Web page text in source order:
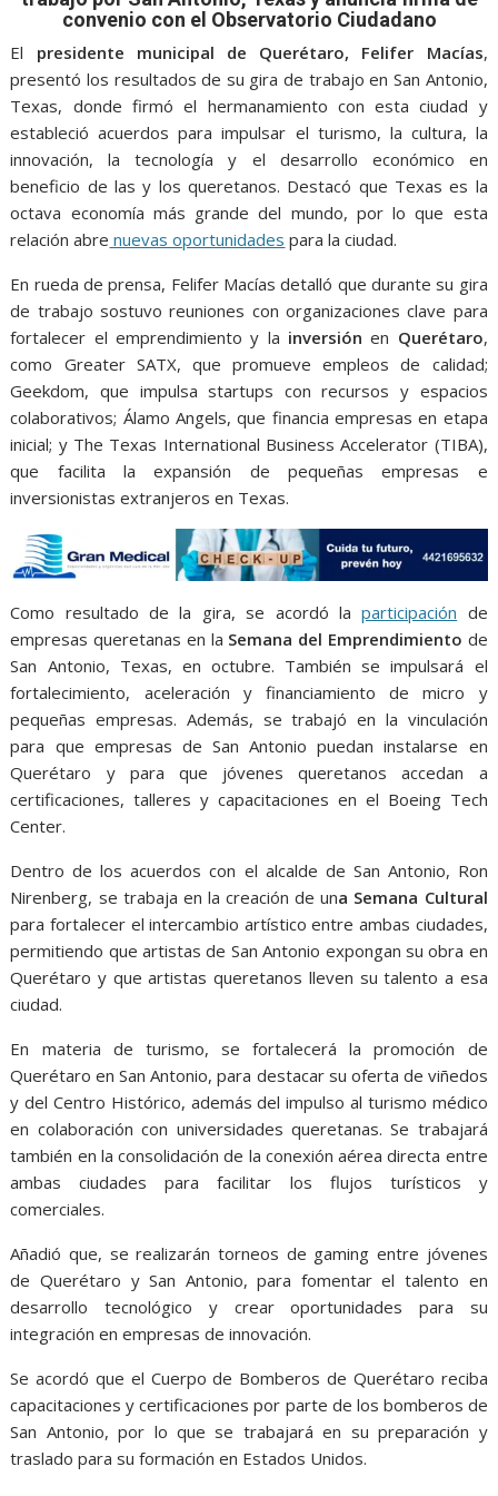
o
k
p
p
g
er
m
convenio con el Observatorio Ciudadano
El presidente municipal de Querétaro, Felifer Macías,
presentó los resultados de su gira de trabajo en San Antonio,
Texas, donde firmó el hermanamiento con esta ciudad y
estableció acuerdos para impulsar el turismo, la cultura, la
innovación, la tecnología y el desarrollo económico en
beneficio de las y los queretanos. Destacó que Texas es la
octava economía más grande del mundo, por lo que esta
relación abre nuevas oportunidades para la ciudad.
En rueda de prensa, Felifer Macías detalló que durante su gira
de trabajo sostuvo reuniones con organizaciones clave para
fortalecer el emprendimiento y la inversión en Querétaro,
como Greater SATX, que promueve empleos de calidad;
Geekdom, que impulsa startups con recursos y espacios
colaborativos; Álamo Angels, que financia empresas en etapa
inicial; y The Texas International Business Accelerator (TIBA),
que facilita la expansión de pequeñas empresas e
inversionistas extranjeros en Texas.
Como resultado de la gira, se acordó laparticipación de
empresas queretanas en la Semana del Emprendimiento de
San Antonio, Texas, en octubre. También se impulsará el
fortalecimiento, aceleración y financiamiento de micro y
pequeñas empresas. Además, se trabajó en la vinculación
para que empresas de San Antonio puedan instalarse en
Querétaro y para que jóvenes queretanos accedan a
certificaciones, talleres y capacitaciones en el Boeing Tech
Center.
Dentro de los acuerdos con el alcalde de San Antonio, Ron
Nirenberg, se trabaja en la creación de una Semana Cultural
para fortalecer el intercambio artístico entre ambas ciudades,
permitiendo que artistas de San Antonio expongan su obra en
Querétaro y que artistas queretanos lleven su talento a esa
ciudad.
En materia de turismo, se fortalecerá la promoción de
Querétaro en San Antonio, para destacar su oferta de viñedos
y del Centro Histórico, además del impulso al turismo médico
en colaboración con universidades queretanas. Se trabajará
también en la consolidación de la conexión aérea directa entre
ambas ciudades para facilitar los flujos turísticos y
comerciales.
Añadió que, se realizarán torneos de gaming entre jóvenes
de Querétaro y San Antonio, para fomentar el talento en
desarrollo tecnológico y crear oportunidades para su
integración en empresas de innovación.
Se acordó que el Cuerpo de Bomberos de Querétaro reciba
capacitaciones y certificaciones por parte de los bomberos de
San Antonio, por lo que se trabajará en su preparación y
traslado para su formación en Estados Unidos.